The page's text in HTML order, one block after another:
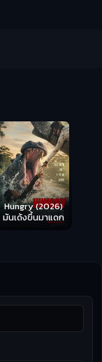
Hungry (2026)
มันเด้งขึ้นมาแดก